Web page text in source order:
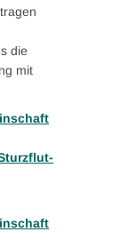
die
mit